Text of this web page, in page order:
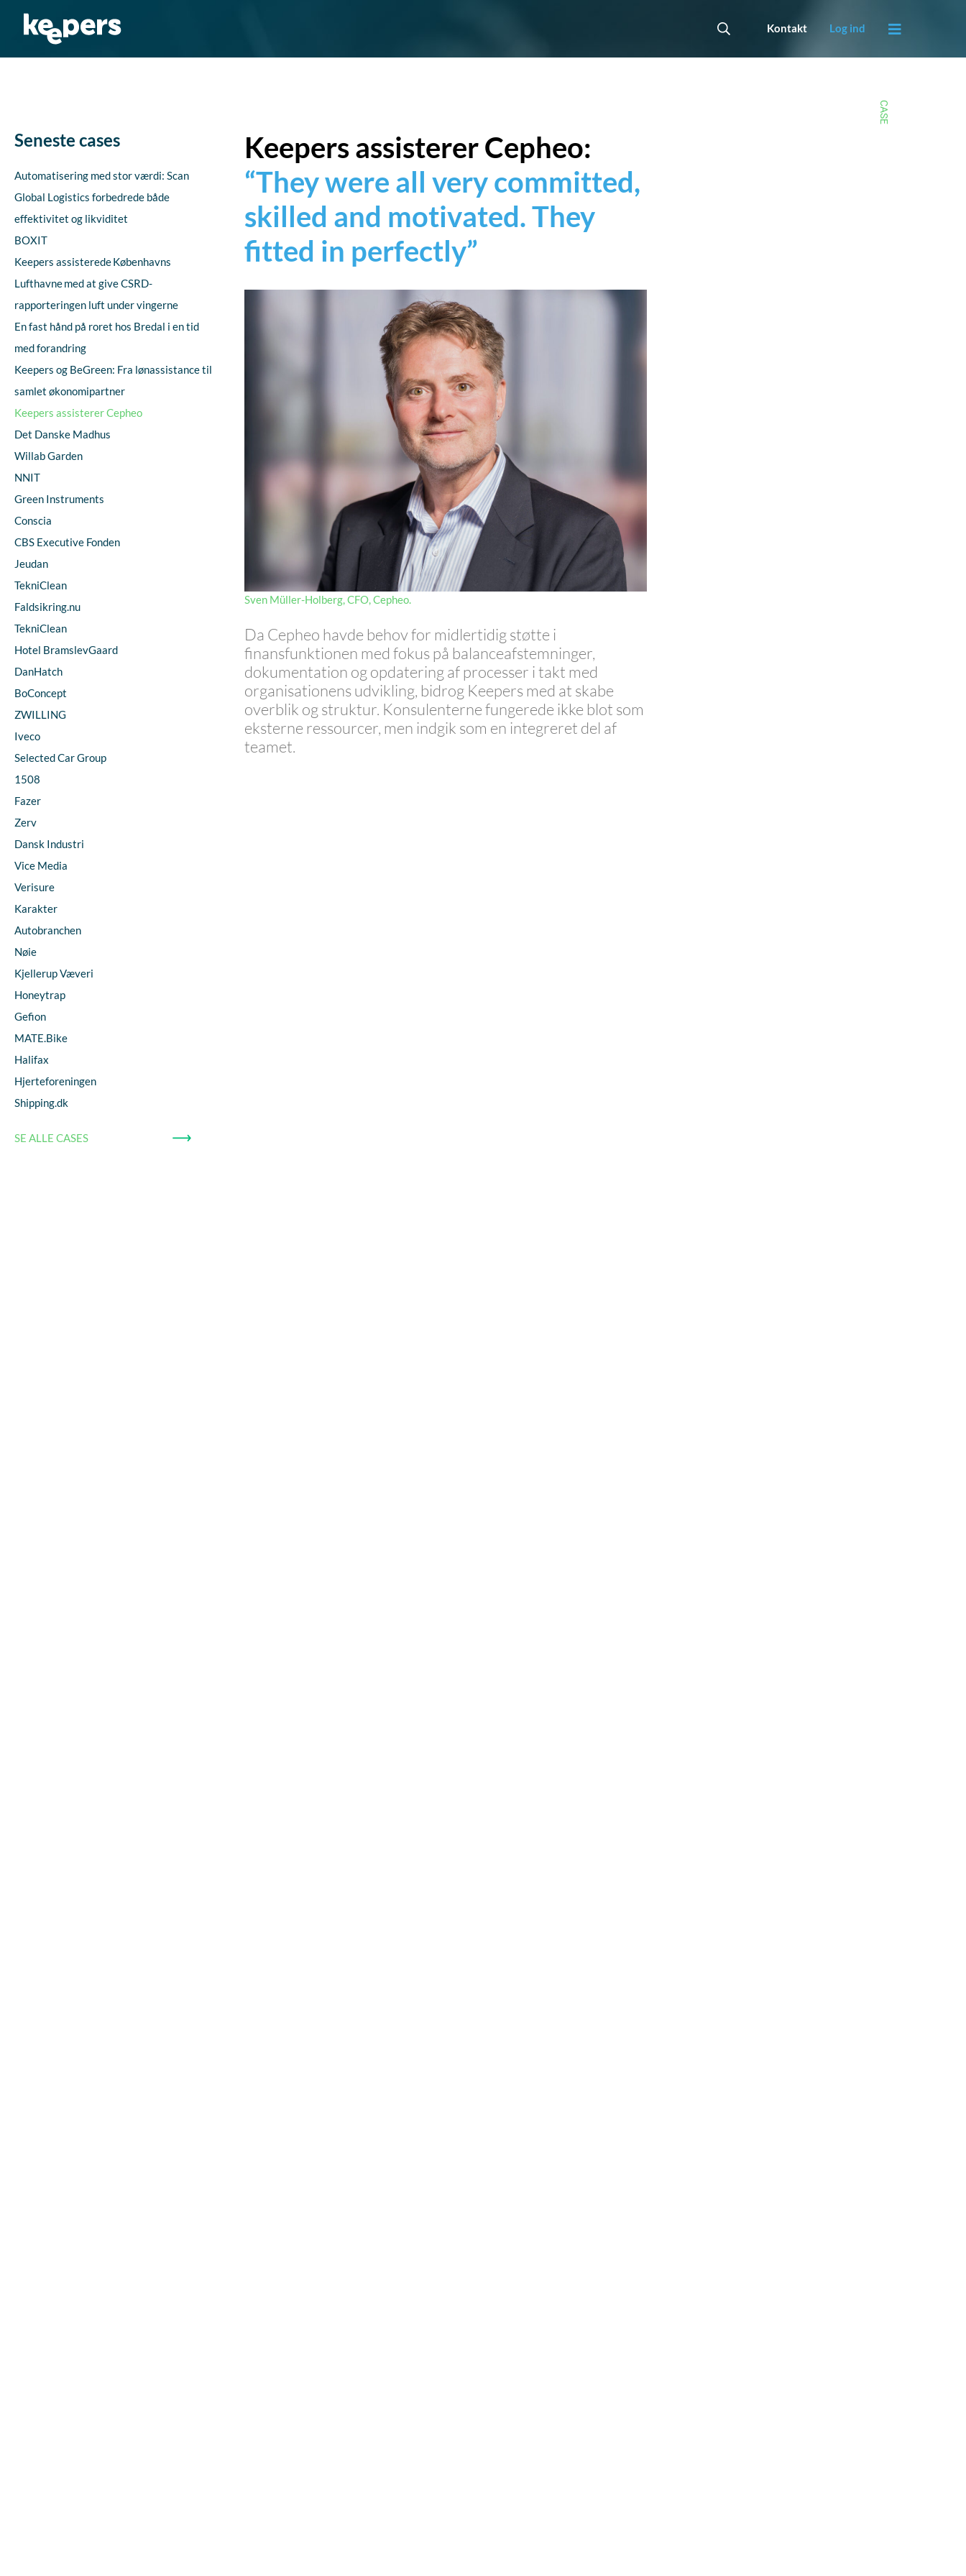
Kontakt Log ind
CASE
Seneste cases
Automatisering med stor værdi: Scan
Global Logistics forbedrede både
effektivitet og likviditet
BOXIT
Keepers assisterede Københavns
Lufthavne med at give CSRD-
rapporteringen luft under vingerne
En fast hånd på roret hos Bredal i en tid
med forandring
Keepers og BeGreen: Fra lønassistance til
samlet økonomipartner
Keepers assisterer Cepheo
Det Danske Madhus
Willab Garden
NNIT
Green Instruments
Conscia
CBS Executive Fonden
Jeudan
TekniClean
Faldsikring.nu
TekniClean
Hotel BramslevGaard
DanHatch
BoConcept
ZWILLING
Iveco
Selected Car Group
1508
Fazer
Zerv
Dansk Industri
Vice Media
Verisure
Karakter
Autobranchen
Nøie
Kjellerup Væveri
Honeytrap
Gefion
MATE.Bike
Halifax
Hjerteforeningen
Shipping.dk
SE ALLE CASES
Keepers assisterer Cepheo:
“They were all very committed,
skilled and motivated. They
fitted in perfectly”
Sven Müller-Holberg, CFO, Cepheo.
Da Cepheo havde behov for midlertidig støtte i
finansfunktionen med fokus på balanceafstemninger,
dokumentation og opdatering af processer i takt med
organisationens udvikling, bidrog Keepers med at skabe
overblik og struktur. Konsulenterne fungerede ikke blot som
eksterne ressourcer, men indgik som en integreret del af
teamet.